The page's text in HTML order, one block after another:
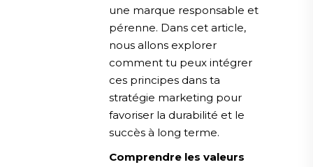
une marque responsable et
pérenne. Dans cet article,
nous allons explorer
comment tu peux intégrer
ces principes dans ta
stratégie marketing pour
favoriser la durabilité et le
succès à long terme.
Comprendre les valeurs